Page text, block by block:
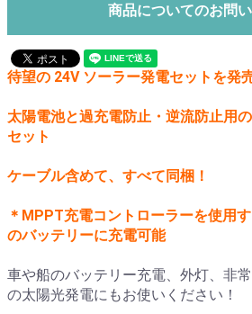
商品についてのお問
待望の 24V ソーラー発電セットを発
太陽電池と過充電防止・逆流防止用
セット
ケーブル含めて、すべて同梱！
＊MPPT充電コントローラーを使用
のバッテリーに充電可能
車や船のバッテリー充電、外灯、非
の太陽光発電にもお使いください！